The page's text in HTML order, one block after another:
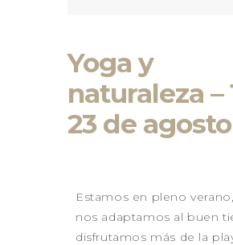
Yoga y
naturaleza –
23 de agosto
Estamos en pleno
nos adaptamos al buen
disfrutamos más de la